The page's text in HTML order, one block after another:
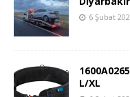
6 Şubat
L/XL